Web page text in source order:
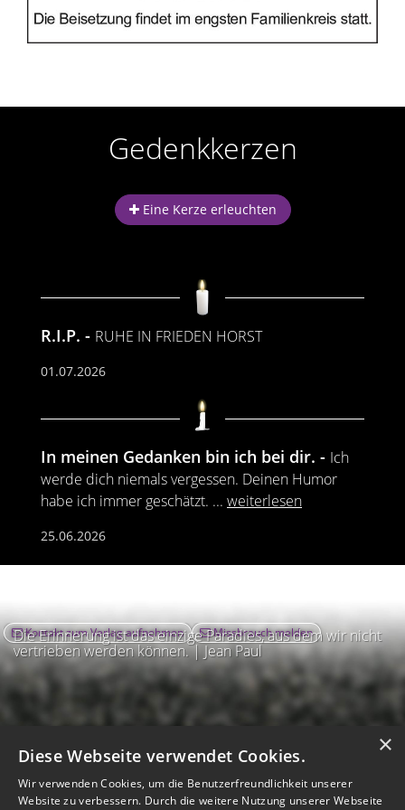
Gedenkkerzen
Eine Kerze erleuchten
R.I.P. RUHE IN FRIEDEN HORST
01.07.2026
In meinen Gedanken bin ich bei dir.
Ich
werde dich niemals vergessen. Deinen Humor
habe ich immer geschätzt. ... weiterlesen
25.06.2026
Die Erinnerung ist das einzige Paradies, aus dem wir nicht
vertrieben werden können. | Jean Paul
Kontakt zum Verlag aufnehmen Missbrauch melden
×
Diese Webseite verwendet Cookies.
Wir verwenden Cookies, um die Benutzerfreundlichkeit unserer
Website zu verbessern. Durch die weitere Nutzung unserer Webseite